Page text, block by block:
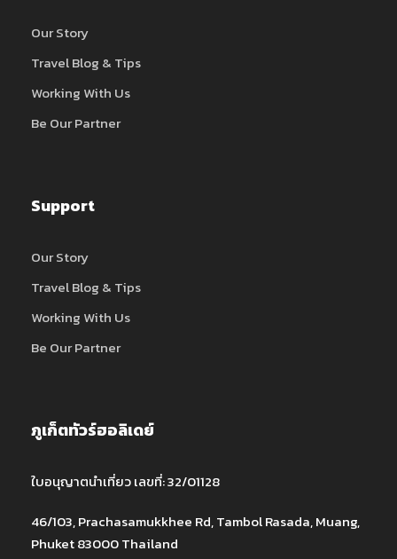
Our Story
Travel Blog & Tips
Working With Us
Be Our Partner
Support
Our Story
Travel Blog & Tips
Working With Us
Be Our Partner
ภูเก็ตทัวร์ฮอลิเดย์
ใบอนุญาตนำเที่ยว เลขที่: 32/01128
46/103, Prachasamukkhee Rd, Tambol Rasada, Muang,
Phuket 83000 Thailand